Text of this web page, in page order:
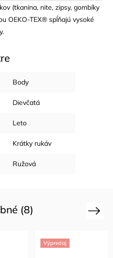
(tkanina, nite, zipsy, gombíky
OEKO-TEX® spĺňajú vysoké
Body
Dievčatá
Leto
Krátky rukáv
Ružová
(8) Next